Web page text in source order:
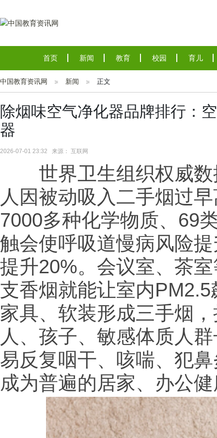
首页 新闻 教育 校园 育儿
中国教育资讯网 新闻 正文
除烟味空气净化器品牌排行：
器
2026-07-01 23:32 来源： 互联网
世界卫生组织权威
人因被动吸入二手烟过
7000多种化学物质、69
触会使呼吸道慢病风险
提升20%。会议室、茶
支香烟就能让室内
家具、软装形成三手烟
人、孩子、敏感体质人
易反复咽干、咳喘、犯
成为普遍的居家、办公